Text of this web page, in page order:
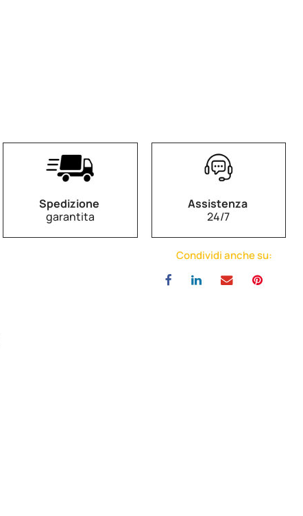
Spedizione
garantita
Assistenza
24/7
Condividi anche su: